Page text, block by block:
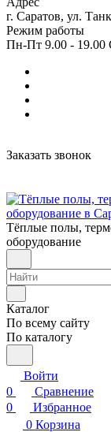
г. Саратов, ул.
Режим работы
Пн-Пт 9.00 - 19.00
Заказать звонок
Тёплые полы,
оборудование
Каталог
По всему сайту
По каталогу
Войти
0
Сравнение
0
Избранное
0 Корзина